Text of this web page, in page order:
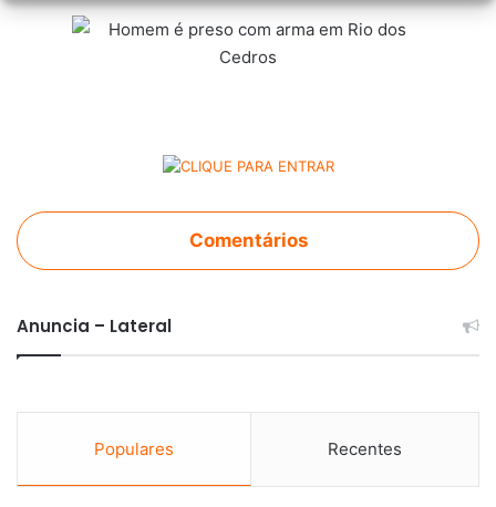
Comentários
Anuncia – Lateral
Populares Recentes